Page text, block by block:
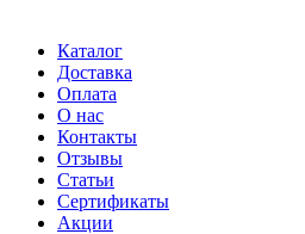
Каталог
Доставка
Оплата
О нас
Контакты
Отзывы
Статьи
Сертификаты
Акции